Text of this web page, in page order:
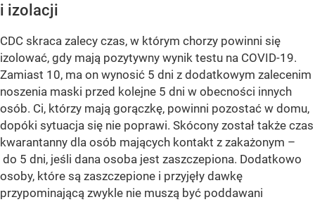
i izolacji
CDC skraca zalecy czas, w którym chorzy powinni się
izolować, gdy mają pozytywny wynik testu na COVID-19.
Zamiast 10, ma on wynosić 5 dni z dodatkowym zalecenim
noszenia maski przed kolejne 5 dni w obecności innych
osób. Ci, którzy mają gorączkę, powinni pozostać w domu,
dopóki sytuacja się nie poprawi. Skócony został także czas
kwarantanny dla osób mających kontakt z zakażonym –
do 5 dni, jeśli dana osoba jest zaszczepiona. Dodatkowo
osoby, które są zaszczepione i przyjęły dawkę
przypominającą zwykle nie muszą być poddawani